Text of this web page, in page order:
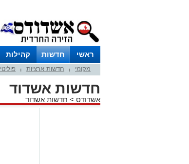
ראשי חדשות קהילות
מקומי חדשות ארציות פוליטי
חדשות אשדוד
אשדודס > חדשות אשדוד